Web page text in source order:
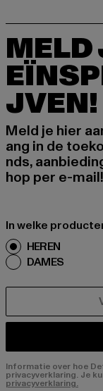
MELD
JVEN!
Meld je hier
ang in de
nds,
hop per e-mail!
In welke
HEREN
DAMES
Informatie over hoe
privacyverklaring. Je
privacyverklaring.